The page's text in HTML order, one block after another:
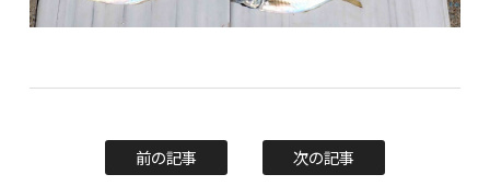
前の記事 次の記事